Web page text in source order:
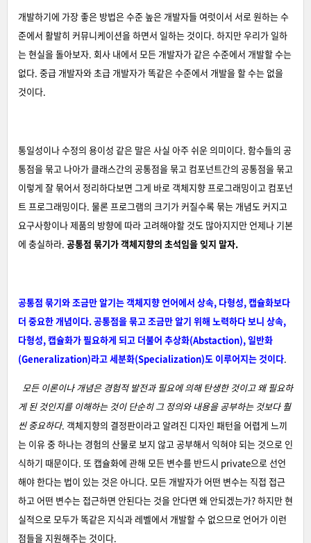
개발하기에 가장 좋은 방법은 수준 높은 개발자들 여럿이서 서로 원하는 수
준에서 활발히 커뮤니케이션을 하면서 일하는 것이다. 하지만 우리가 일하
는 현실을 돌아보자. 회사 내에서 모든 개발자가 같은 수준에서 개발할 수는
없다. 중급 개발자와 초급 개발자가 똑같은 수준에서 개발을 할 수는 없을
것이다.
통일성이나 수정의 용이성 같은 말은 사실 아주 쉬운 의미이다. 함수들의 공
통점을 묶고 나아가 클래스간의 공통점을 묶고 컴포넌트간의 공통점을 묶고
이렇게 잘 묶어서 정리하다보면 그게 바로 객체지향 프로그래밍이고 컴포넌
트 프로그래밍이다. 물론 프로그램의 크기가 커질수록 묶는 개념도 커지고
요구사항이나 제품의 방향에 따라 고려해야할 것도 많아지지만 언제나 기본
에 충실하라. 공통점 묶기가 객체지향의 초석임을 잊지 말자.
공통점 묶기와 조금만 알기는 객체지향 언어에서 상속, 다형성, 캡슐화보다
더 중요한 개념이다. 공통점을 묶고 조금만 알기 위해 노력하다 보니 상속,
다형성, 캡슐화가 필요하게 되고 더불어 추상화(Abstaction), 일반화
(Generalization)라고 세분화(Specialization)도 이루어지는 것이다.
모든 이론이나 개념은 경험적 발전과 필요에 의해 탄생한 것이고 왜 필요하
게 된 것인지를 이해하는 것이 단순히 그 정의와 내용을 공부하는 것보다 훨
씬 중요하다. 객체지향의 결정판이라고 알려진 디자인 패턴을 어렵게 느끼
는 이유 중 하나는 경험의 산물로 보지 않고 공부해서 익혀야 되는 것으로 인
식하기 때문이다. 또 캡슐화에 관해 모든 변수를 반드시 private으로 선언
해야 한다는 법이 있는 것은 아니다. 모든 개발자가 어떤 변수는 직접 접근
하고 어떤 변수는 접근하면 안된다는 것을 안다면 왜 안되겠는가? 하지만 현
실적으로 모두가 똑같은 지식과 레벨에서 개발할 수 없으므로 언어가 이런
점들을 지원해주는 것이다.